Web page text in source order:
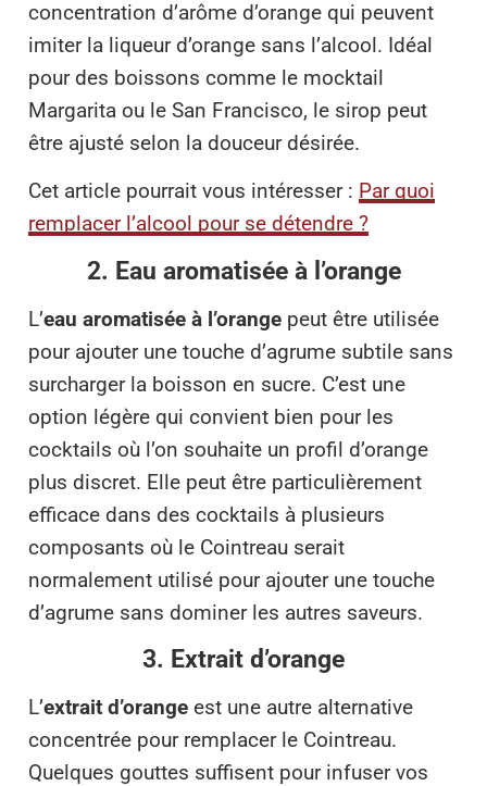
concentration d’arôme d’orange qui peuvent
imiter la liqueur d’orange sans l’alcool. Idéal
pour des boissons comme le mocktail
Margarita ou le San Francisco, le sirop peut
être ajusté selon la douceur désirée.
Cet article pourrait vous intéresser : Par quoi
remplacer l’alcool pour se détendre ?
2. Eau aromatisée à l’orange
L’eau aromatisée à l’orange peut être utilisée
pour ajouter une touche d’agrume subtile sans
surcharger la boisson en sucre. C’est une
option légère qui convient bien pour les
cocktails où l’on souhaite un profil d’orange
plus discret. Elle peut être particulièrement
efficace dans des cocktails à plusieurs
composants où le Cointreau serait
normalement utilisé pour ajouter une touche
d’agrume sans dominer les autres saveurs.
3. Extrait d’orange
L’extrait d’orange est une autre alternative
concentrée pour remplacer le Cointreau.
Quelques gouttes suffisent pour infuser vos